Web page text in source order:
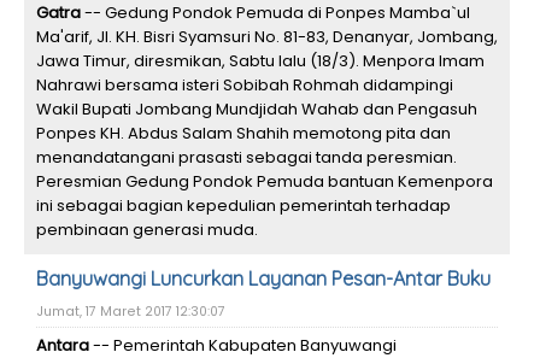
Gatra-- Gedung Pondok Pemuda di Ponpes Mamba`ul
Ma'arif, Jl. KH. Bisri Syamsuri No. 81-83, Denanyar, Jombang,
Jawa Timur, diresmikan, Sabtu lalu (18/3). Menpora Imam
Nahrawi bersama isteri Sobibah Rohmah didampingi
Wakil Bupati Jombang Mundjidah Wahab dan Pengasuh
Ponpes KH. Abdus Salam Shahih memotong pita dan
menandatangani prasasti sebagai tanda peresmian.
Peresmian Gedung Pondok Pemuda bantuan Kemenpora
ini sebagai bagian kepedulian pemerintah terhadap
pembinaan generasi muda.
Banyuwangi Luncurkan Layanan Pesan-Antar Buku
Jumat, 17 Maret 2017 12:30:07
Antara-- Pemerintah Kabupaten Banyuwangi